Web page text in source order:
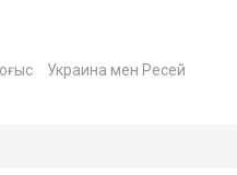
Украина мен Ресей